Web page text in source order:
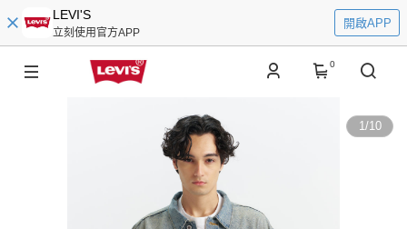
LEVI'S
立刻使用官方APP
開啟APP
0
1/10